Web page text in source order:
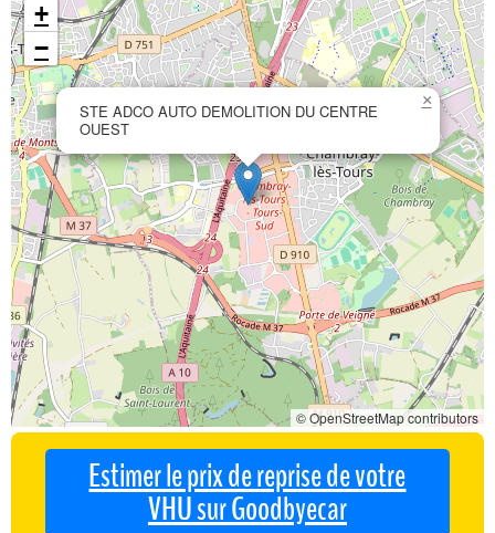
STE ADCO AUTO DEMOLITION DU CENTRE
OUEST
×
+
−
© OpenStreetMap contributors
Estimer le prix de reprise de votre
VHU sur Goodbyecar